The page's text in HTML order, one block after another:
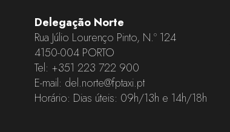
Delegação Norte
Rua Júlio Lourenço Pinto, N.º 124
4150-004 PORTO
Tel: +351 223 722 900
E-mail: del.norte@fptaxi.pt
Horário: Dias úteis: 09h/13h e 14h/18h